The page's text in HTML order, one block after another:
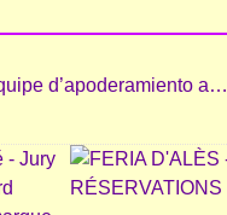
Christian Parejo renforce son équipe d’apoderamiento avec Olivier Margé.